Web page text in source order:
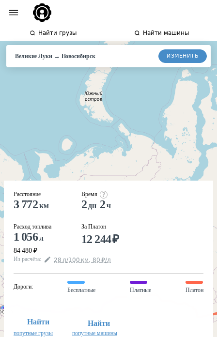
Найти грузы Найти машины
Великие Луки→ Новосибирск ИЗМЕНИТЬ
Расстояние
3 772км
Расход топлива
1 056л
84 480 ₽
Время
2 дн 2 ч
За Платон
12 244₽
Из расчёта: 28 л/100 км, 80 ₽/л
Дороги:
Бесплатные Платные Платон
Найти
попутные грузы
Найти
попутные машины